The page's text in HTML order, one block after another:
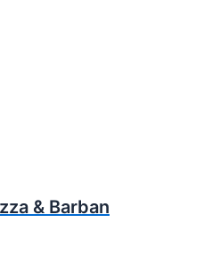
& Barban